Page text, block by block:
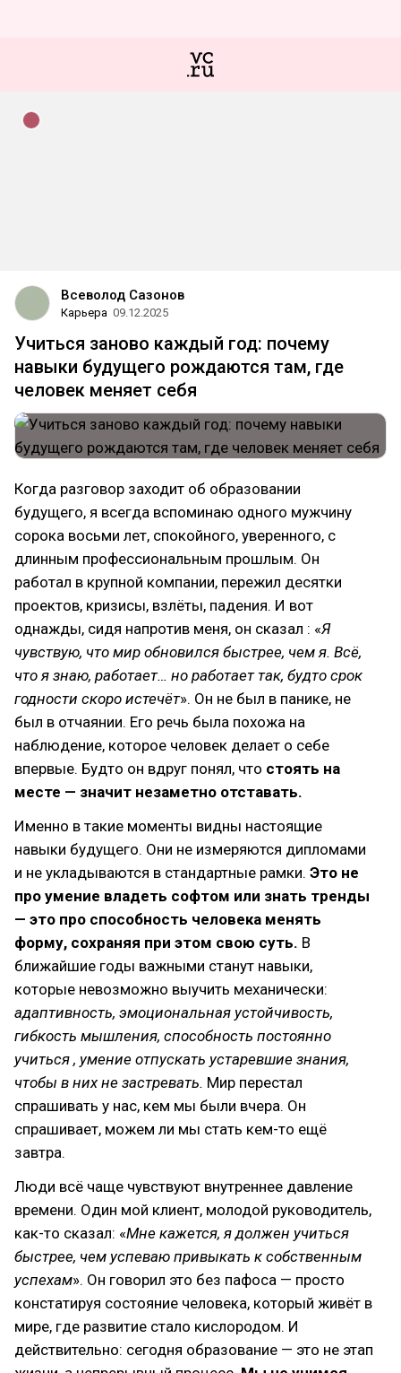
Всеволод Сазонов
Карьера 09.12.2025
Учиться заново каждый год: почему
навыки будущего рождаются там, где
человек меняет себя
Когда разговор заходит об образовании
будущего, я всегда вспоминаю одного мужчину
сорока восьми лет, спокойного, уверенного, с
длинным профессиональным прошлым. Он
работал в крупной компании, пережил десятки
проектов, кризисы, взлёты, падения. И вот
однажды, сидя напротив меня, он сказал : «Я
чувствую, что мир обновился быстрее, чем я. Всё,
что я знаю, работает… но работает так, будто срок
годности скоро истечёт». Он не был в панике, не
был в отчаянии. Его речь была похожа на
наблюдение, которое человек делает о себе
впервые. Будто он вдруг понял, что стоять на
месте — значит незаметно отставать.
Именно в такие моменты видны настоящие
навыки будущего. Они не измеряются дипломами
и не укладываются в стандартные рамки. Это не
про умение владеть софтом или знать тренды
— это про способность человека менять
форму, сохраняя при этом свою суть. В
ближайшие годы важными станут навыки,
которые невозможно выучить механически:
адаптивность, эмоциональная устойчивость,
гибкость мышления, способность постоянно
учиться , умение отпускать устаревшие знания,
чтобы в них не застревать. Мир перестал
спрашивать у нас, кем мы были вчера. Он
спрашивает, можем ли мы стать кем-то ещё
завтра.
Люди всё чаще чувствуют внутреннее давление
времени. Один мой клиент, молодой руководитель,
как-то сказал: «Мне кажется, я должен учиться
быстрее, чем успеваю привыкать к собственным
успехам». Он говорил это без пафоса — просто
констатируя состояние человека, который живёт в
мире, где развитие стало кислородом. И
действительно: сегодня образование — это не этап